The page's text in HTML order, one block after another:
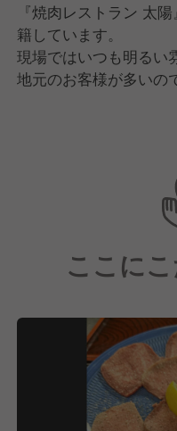
『焼肉レストラン 太
籍しています。
現場ではいつも明るい
地元のお客様が多いの
また、異業種から転職
今までの経験を活かし
ここに